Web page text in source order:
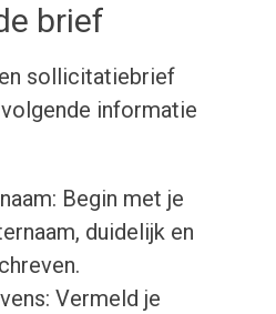
brief
sollicitatiebrief
informatie
Begin met je
duidelijk en
Vermeld je